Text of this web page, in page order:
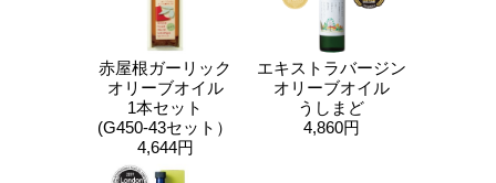
赤屋根ガーリック
オリーブオイル
1本セット
(G450-43セット）
4,644円
エキストラバージン
オリーブオイル
うしまど
4,860円